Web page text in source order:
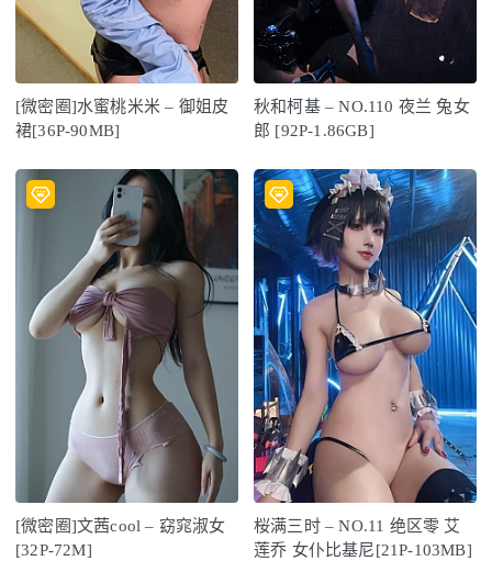
[微密圈]水蜜桃米米 – 御姐皮
裙[36P-90MB]
秋和柯基 – NO.110 夜兰 兔女
郎 [92P-1.86GB]
[微密圈]文茜cool – 窈窕淑女
[32P-72M]
桜满三时 – NO.11 绝区零 艾
莲乔 女仆比基尼[21P-103MB]